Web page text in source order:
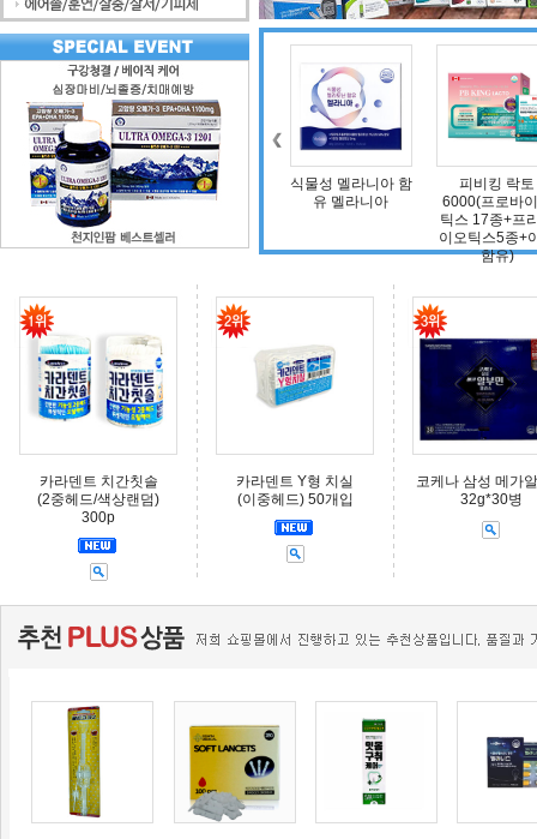
조인트 보스 엠에스
엠(보스웰리아, 비
상어연골, 콜라겐)
식물성 멜라니아 함
유 멜라니아
피비킹 락토
6000(프로바이오
틱스 17종+프리바
이오틱스5종+아연
함유)
카라덴트 치간칫솔
(2중헤드/색상랜덤)
300p
카라덴트 Y형 치실
(이중헤드) 50개입
코케나 삼성 메가
32g*30병